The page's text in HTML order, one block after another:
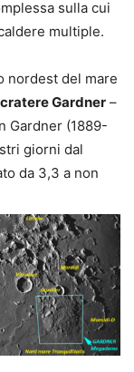
sulla cui
multiple.
nordest del mare
cratere Gardner –
Gardner (1889-
giorni dal
da 3,3 a non